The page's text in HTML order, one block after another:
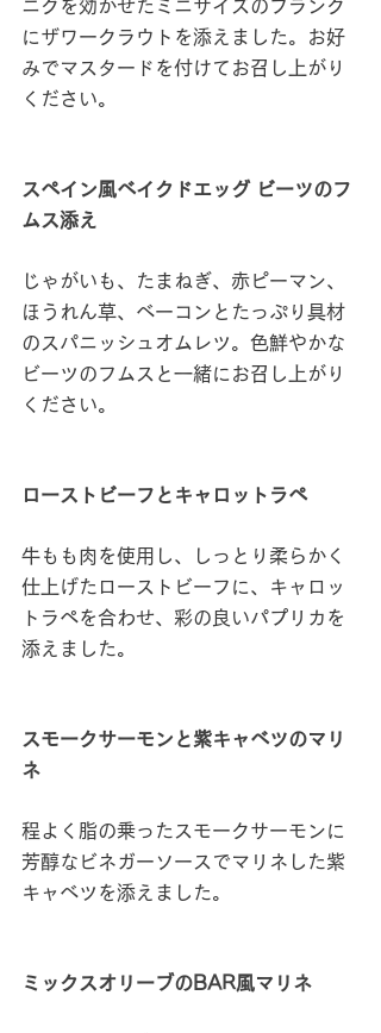
ニクを効かせたミニサイズのフランク
にザワークラウトを添えました。お好
みでマスタードを付けてお召し上がり
ください。
スペイン風ベイクドエッグ ビーツのフ
ムス添え
じゃがいも、たまねぎ、赤ピーマン、
ほうれん草、ベーコンとたっぷり具材
のスパニッシュオムレツ。色鮮やかな
ビーツのフムスと一緒にお召し上がり
ください。
ローストビーフとキャロットラペ
牛もも肉を使用し、しっとり柔らかく
仕上げたローストビーフに、キャロッ
トラペを合わせ、彩の良いパプリカを
添えました。
スモークサーモンと紫キャベツのマリ
ネ
程よく脂の乗ったスモークサーモンに
芳醇なビネガーソースでマリネした紫
キャベツを添えました。
ミックスオリーブのBAR風マリネ